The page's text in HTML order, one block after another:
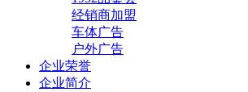
经销商加盟
车体广告
户外广告
企业荣誉
企业简介